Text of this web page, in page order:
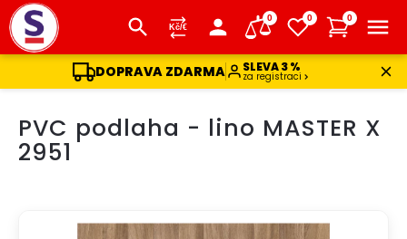
DOPRAVA ZDARMA SLEVA 3 %
za registraci
0 0 0
obsahPVC podlaha - lino MASTER X
2951